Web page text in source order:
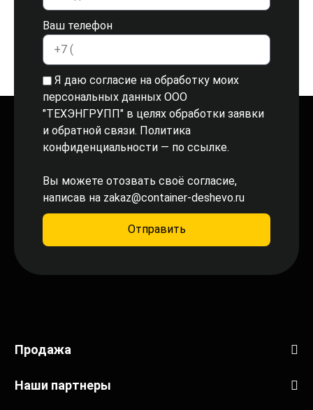
Ваш телефон
Я даю согласие на обработку моих
персональных данных ООО
"ТЕХЭНГРУПП" в целях обработки заявки
и обратной связи. Политика
конфиденциальности — по ссылке.
Вы можете отозвать своё согласие,
написав на zakaz@container-deshevo.ru
Отправить
Продажа
Наши партнеры